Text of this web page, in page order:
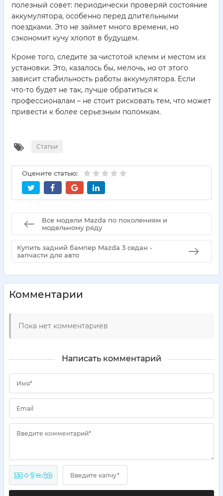
полезный совет: периодически проверяй состояние
аккумулятора, особенно перед длительными
поездками. Это не займет много времени, но
сэкономит кучу хлопот в будущем.
Кроме того, следите за чистотой клемм и местом их
установки. Это, казалось бы, мелочь, но от этого
зависит стабильность работы аккумулятора. Если
что-то будет не так, лучше обратиться к
профессионалам – не стоит рисковать тем, что может
привести к более серьезным поломкам.
Статьи
Оцените статью:
Все модели Mazda по поколениям и
модельному ряду
Купить задний бампер Mazda 3 седан -
запчасти для авто
Комментарии
Пока нет комментариев
Написать комментарий
Имя*
Email
Введите комментарий*
33 + ? = 40 Введите капчу*